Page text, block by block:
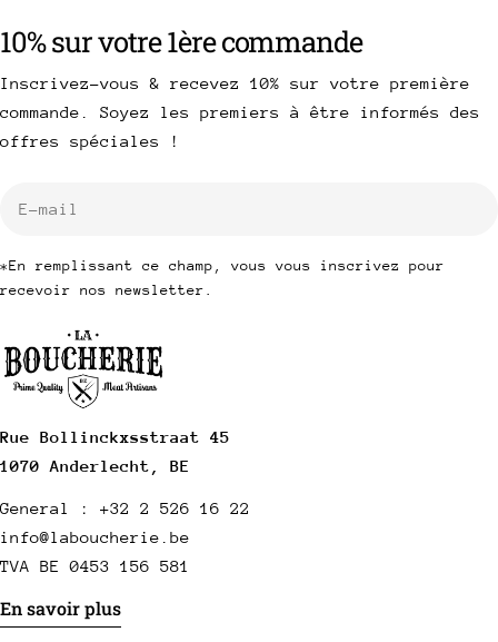
Rue Bollinckxsstraat 45
1070 Anderlecht, BE
General : +32 2 526 16 22
info@laboucherie.be
TVA BE 0453 156 581
En savoir plus
10% sur votre 1ère commande
Inscrivez-vous & recevez 10% sur votre première
commande. Soyez les premiers à être informés des
offres spéciales !
*En remplissant ce champ, vous vous inscrivez pour
recevoir nos newsletter.